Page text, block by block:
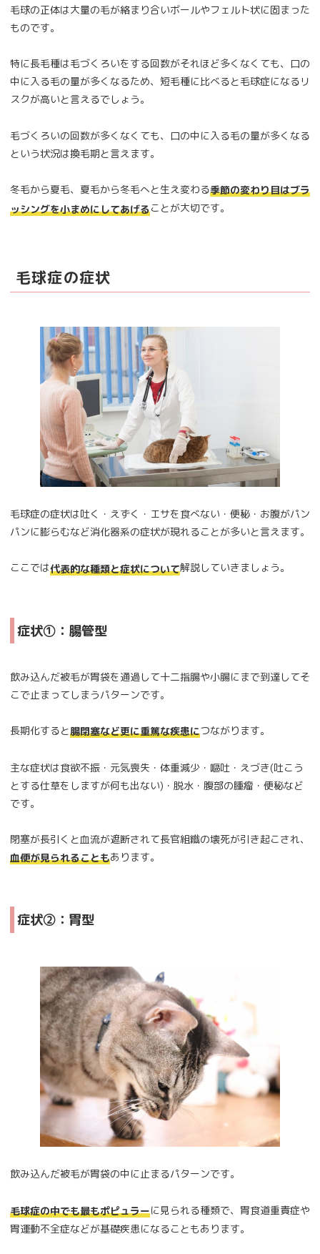
毛球の正体は大量の毛が絡まり合いボールやフェルト状に固まった
ものです。
特に長毛種は毛づくろいをする回数がそれほど多くなくても、口の
中に入る毛の量が多くなるため、短毛種に比べると毛球症になるリ
スクが高いと言えるでしょう。
毛づくろいの回数が多くなくても、口の中に入る毛の量が多くなる
という状況は換毛期と言えます。
冬毛から夏毛、夏毛から冬毛へと生え変わる季節の変わり目はブラ
ッシングを小まめにしてあげることが大切です。
毛球症の症状
毛球症の症状は吐く・えずく・エサを食べない・便秘・お腹がパン
パンに膨らむなど消化器系の症状が現れることが多いと言えます。
ここでは代表的な種類と症状について解説していきましょう。
症状①：腸管型
飲み込んだ被毛が胃袋を通過して十二指腸や小腸にまで到達してそ
こで止まってしまうパターンです。
長期化すると腸閉塞など更に重篤な疾患につながります。
主な症状は食欲不振・元気喪失・体重減少・嘔吐・えづき(吐こう
とする仕草をしますが何も出ない)・脱水・腹部の腫瘤・便秘など
です。
閉塞が長引くと血流が遮断されて長官組織の壊死が引き起こされ、
血便が見られることもあります。
症状②：胃型
飲み込んだ被毛が胃袋の中に止まるパターンです。
毛球症の中でも最もポピュラーに見られる種類で、胃食道重責症や
胃運動不全症などが基礎疾患になることもあります。